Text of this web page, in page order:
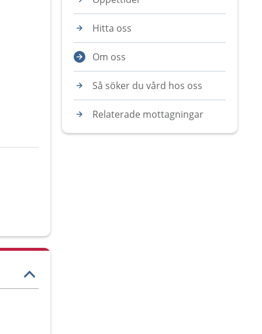
Hitta oss
Om oss
Så söker du vård hos oss
Relaterade mottagningar